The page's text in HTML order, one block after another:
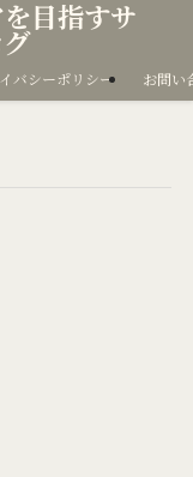
目指すサ
バシーポリシー お問い